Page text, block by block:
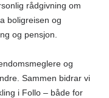
rådgivning om
boligreisen og
og pensjon.
og
Sammen bidrar vi
i Follo – både for